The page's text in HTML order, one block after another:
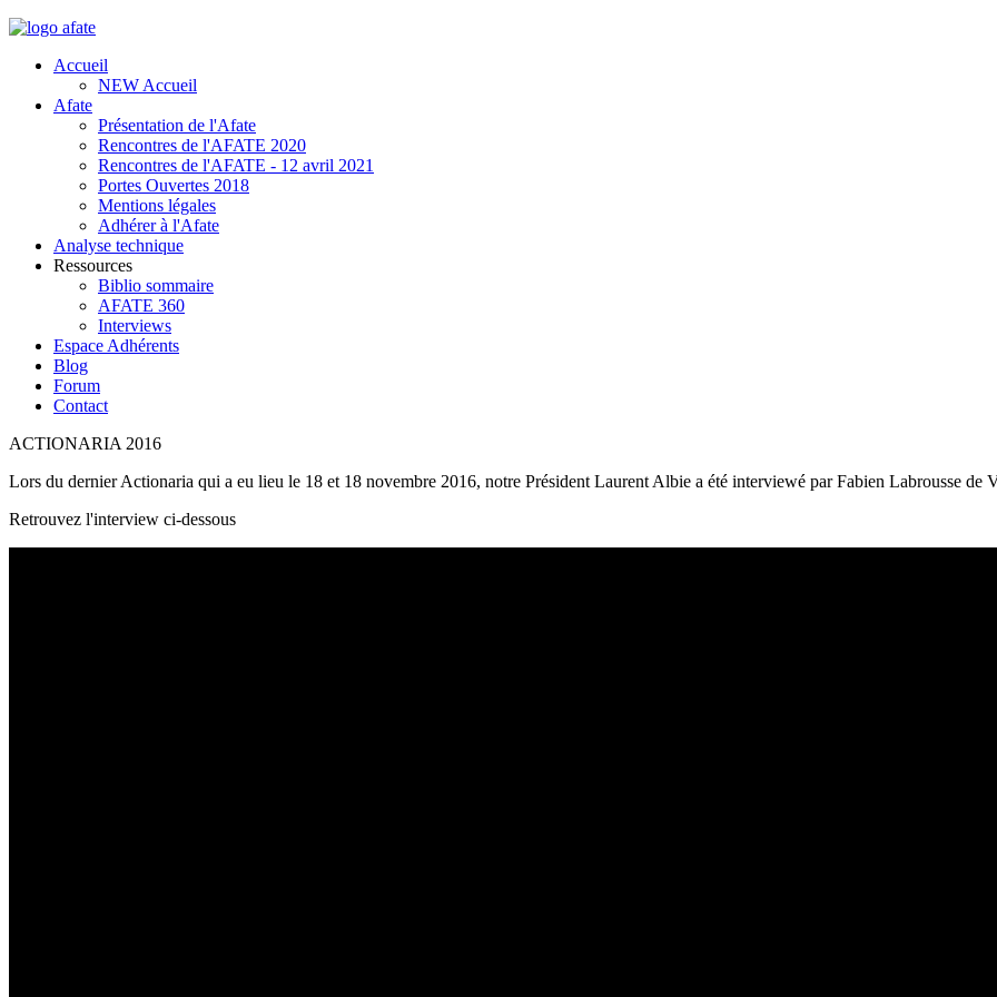
Accueil
NEW Accueil
Afate
Présentation de l'Afate
Rencontres de l'AFATE 2020
Rencontres de l'AFATE - 12 avril 2021
Portes Ouvertes 2018
Mentions légales
Adhérer à l'Afate
Analyse technique
Ressources
Biblio sommaire
AFATE 360
Interviews
Espace Adhérents
Blog
Forum
Contact
ACTIONARIA 2016
Lors du dernier Actionaria qui a eu lieu le 18 et 18 novembre 2016, notre Président Laurent Albie a été interviewé par Fabien Labrousse de
Retrouvez l'interview ci-dessous